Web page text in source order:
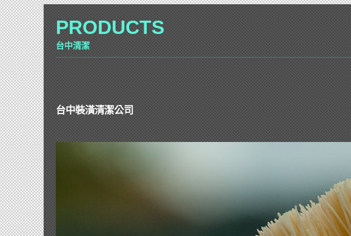
PRODUCTS
台中清潔
台中裝潢清潔公司